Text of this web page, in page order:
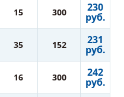
15 300 230
руб.
35 152 231
руб.
16 300 242
руб.